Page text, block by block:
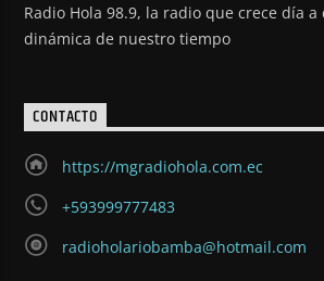
Radio Hola 98.9, la radio que crece día
dinámica de nuestro tiempo
CONTACTO
https://mgradiohola.com.ec
+593999777483
radioholariobamba@hotmail.com